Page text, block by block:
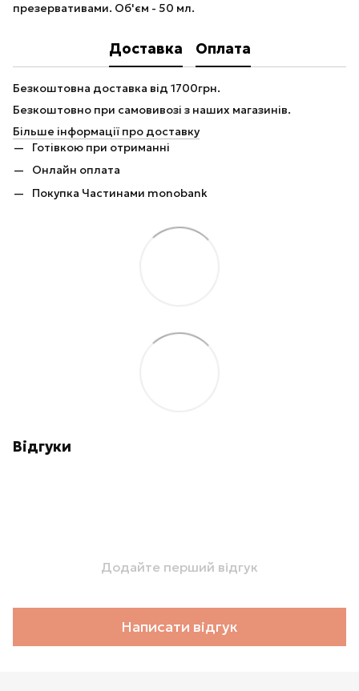
презервативами. Об'єм - 50 мл.
Доставка Оплата
Безкоштовна доставка від 1700грн.
Безкоштовно при самовивозі з наших магазинів.
Більше інформації про доставку
Готівкою при отриманні
Онлайн оплата
Покупка Частинами monobank
Відгуки
Додайте перший відгук
Написати відгук